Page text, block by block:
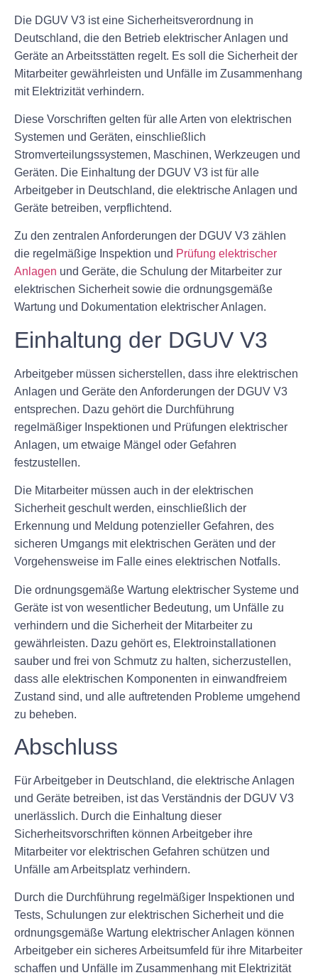
Die DGUV V3 ist eine Sicherheitsverordnung in
Deutschland, die den Betrieb elektrischer Anlagen und
Geräte an Arbeitsstätten regelt. Es soll die Sicherheit der
Mitarbeiter gewährleisten und Unfälle im Zusammenhang
mit Elektrizität verhindern.
Diese Vorschriften gelten für alle Arten von elektrischen
Systemen und Geräten, einschließlich
Stromverteilungssystemen, Maschinen, Werkzeugen und
Geräten. Die Einhaltung der DGUV V3 ist für alle
Arbeitgeber in Deutschland, die elektrische Anlagen und
Geräte betreiben, verpflichtend.
Zu den zentralen Anforderungen der DGUV V3 zählen
die regelmäßige Inspektion und Prüfung elektrischer
Anlagen und Geräte, die Schulung der Mitarbeiter zur
elektrischen Sicherheit sowie die ordnungsgemäße
Wartung und Dokumentation elektrischer Anlagen.
Einhaltung der DGUV V3
Arbeitgeber müssen sicherstellen, dass ihre elektrischen
Anlagen und Geräte den Anforderungen der DGUV V3
entsprechen. Dazu gehört die Durchführung
regelmäßiger Inspektionen und Prüfungen elektrischer
Anlagen, um etwaige Mängel oder Gefahren
festzustellen.
Die Mitarbeiter müssen auch in der elektrischen
Sicherheit geschult werden, einschließlich der
Erkennung und Meldung potenzieller Gefahren, des
sicheren Umgangs mit elektrischen Geräten und der
Vorgehensweise im Falle eines elektrischen Notfalls.
Die ordnungsgemäße Wartung elektrischer Systeme und
Geräte ist von wesentlicher Bedeutung, um Unfälle zu
verhindern und die Sicherheit der Mitarbeiter zu
gewährleisten. Dazu gehört es, Elektroinstallationen
sauber und frei von Schmutz zu halten, sicherzustellen,
dass alle elektrischen Komponenten in einwandfreiem
Zustand sind, und alle auftretenden Probleme umgehend
zu beheben.
Abschluss
Für Arbeitgeber in Deutschland, die elektrische Anlagen
und Geräte betreiben, ist das Verständnis der DGUV V3
unerlässlich. Durch die Einhaltung dieser
Sicherheitsvorschriften können Arbeitgeber ihre
Mitarbeiter vor elektrischen Gefahren schützen und
Unfälle am Arbeitsplatz verhindern.
Durch die Durchführung regelmäßiger Inspektionen und
Tests, Schulungen zur elektrischen Sicherheit und die
ordnungsgemäße Wartung elektrischer Anlagen können
Arbeitgeber ein sicheres Arbeitsumfeld für ihre Mitarbeiter
schaffen und Unfälle im Zusammenhang mit Elektrizität